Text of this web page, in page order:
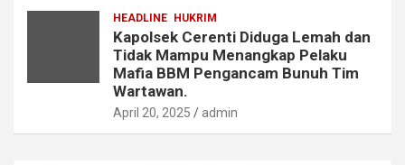
HEADLINE HUKRIM
Kapolsek Cerenti Diduga Lemah dan
Tidak Mampu Menangkap Pelaku
Mafia BBM Pengancam Bunuh Tim
Wartawan.
April 20, 2025 admin